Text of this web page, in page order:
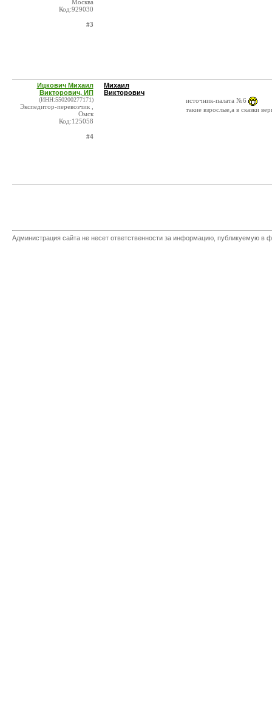
Москва
Код:929030
#3
Ицкович Михаил
Викторович, ИП
(ИНН:550200277171)
Экспедитор-перевозчик ,
Омск
Код:125058
#4
Михаил
Викторович
источник-палата №6
такие взрослые,а в сказки
Администрация сайта не несет ответственности за информацию, публикуемую